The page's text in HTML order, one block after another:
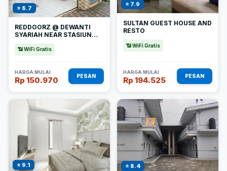
⭐ 8.7
REDDOORZ @ DEWANTI
SYARIAH NEAR STASIUN
📶 WiFi Gratis
HARGA MULAI
Rp 150.970 PESAN
⭐ 7.9
SULTAN GUEST HOUSE AND
RESTO
📶 WiFi Gratis
HARGA MULAI
Rp 194.525 PESAN
⭐ 9.1 ⭐ 8.4